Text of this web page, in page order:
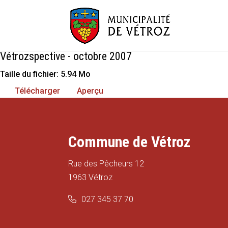
Vétrozspective - octobre 2007
Taille du fichier: 5.94 Mo
Télécharger
Aperçu
Commune de Vétroz
Rue des Pêcheurs 12
1963 Vétroz
027 345 37 70